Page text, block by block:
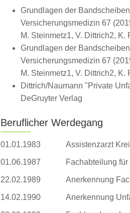
Grundlagen der
Versicherungsmedizin 67
M. Steinmetz1, V. Dittrich2, K.
Grundlagen der
Versicherungsmedizin 67
M. Steinmetz1, V. Dittrich2, K.
Dittrich/Naumann "Private
DeGruyter Verlag
Beruflicher Werdegang
01.01.1983 Assistenzarzt
01.06.1987 Fachabteilung
22.02.1989 Anerkennung
14.02.1990 Anerkennung